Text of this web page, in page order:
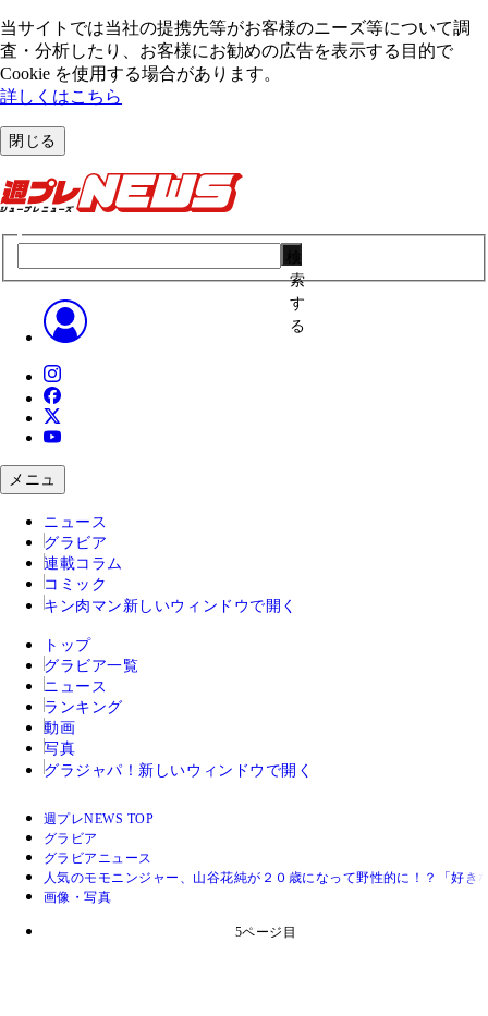
当サイトでは当社の提携先等がお客様のニーズ等について調
査・分析したり、お客様にお勧めの広告を表⽰する⽬的で
Cookie を使⽤する場合があります。
詳しくはこちら
閉じる
索
す
る
メニュ
ニュース
グラビア
連載コラム
コミック
キン肉マン 新しいウィンドウで開く
トップ
グラビア一覧
ニュース
ランキング
動画
写真
グラジャパ！ 新しいウィンドウで開く
週プレNEWS TOP
グラビア
グラビアニュース
人気のモモニンジャー、山谷花純が２０歳になって野性的に！？「好
画像・写真
5ページ目